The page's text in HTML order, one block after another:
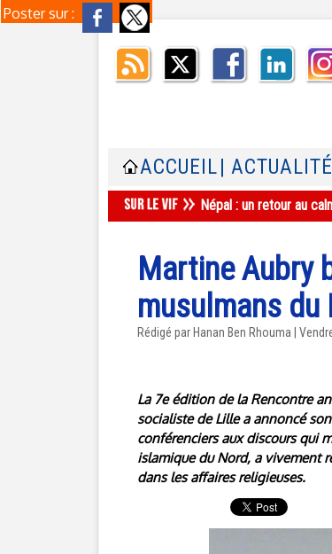
Poster sur :
ACCUEIL | ACTUALITÉ
Népal : un retour au
Martine Aubry
musulmans du
Rédigé par Hanan Ben Rhouma |
La 7e édition de la Rencontre
socialiste de Lille a annoncé
conférenciers aux discours qui
islamique du Nord, a vivement
dans les affaires religieuses.